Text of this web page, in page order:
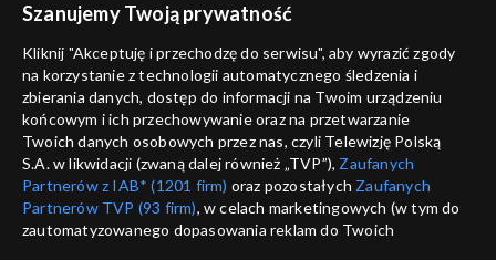
ANULUJ
informacje o dostawcy usług
Szanujemy Twoją prywatność
Kliknij "Akceptuję i przechodzę do serwisu", aby wyrazić zgody
na korzystanie z technologii automatycznego śledzenia i
zbierania danych, dostęp do informacji na Twoim urządzeniu
końcowym i ich przechowywanie oraz na przetwarzanie
Twoich danych osobowych przez nas, czyli Telewizję Polską
S.A. w likwidacji (zwaną dalej również „TVP”), Zaufanych
Partnerów z IAB* (1201 firm) oraz pozostałych Zaufanych
Partnerów TVP (93 firm), w celach marketingowych (w tym do
zautomatyzowanego dopasowania reklam do Twoich